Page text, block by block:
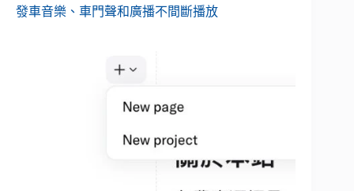
發車音樂、車門聲和廣播不間斷播放